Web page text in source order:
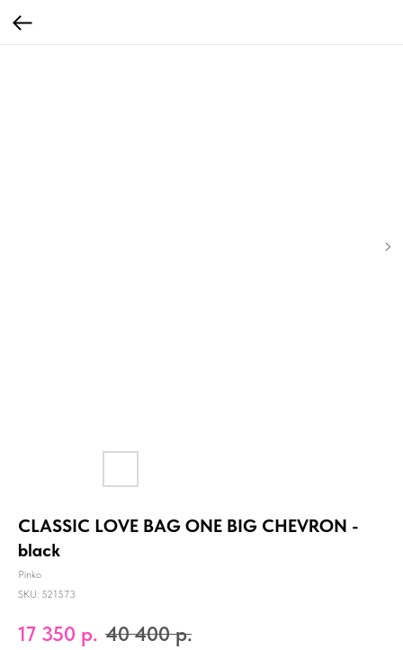
CLASSIC LOVE BAG ONE BIG CHEVRON -
black
Pinko
SKU: 521573
17 350 р. 40 400 р.